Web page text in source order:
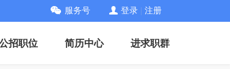
服务号 登录 注册
招职位 简历中心 进求职群